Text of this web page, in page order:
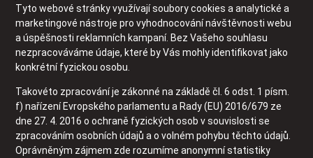
Tyto webové stránky využívají soubory cookies a analytické a
marketingové nástroje pro vyhodnocování návštěvnosti webu
a úspěšnosti reklamních kampaní. Bez Vašeho souhlasu
nezpracováváme údaje, které by Vás mohly identifikovat jako
konkrétní fyzickou osobu.
Takovéto zpracování je zákonné na základě čl. 6 odst. 1 písm.
f) nařízení Evropského parlamentu a Rady (EU) 2016/679 ze
dne 27. 4. 2016 o ochraně fyzických osob v souvislosti se
zpracováním osobních údajů a o volném pohybu těchto údajů.
Oprávněným zájmem zde rozumíme anonymní statistiky